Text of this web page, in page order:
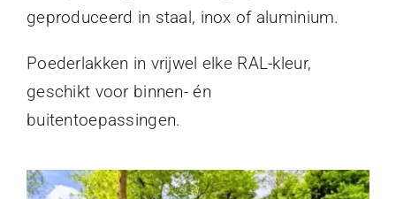
geproduceerd in staal, inox of aluminium.
Poederlakken in vrijwel elke RAL-kleur,
geschikt voor binnen- én
buitentoepassingen.